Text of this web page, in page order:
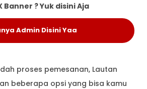
Banner ? Yuk disini Aja
Admin Disini Yaa
proses pemesanan, Lautan
beberapa opsi yang bisa kamu